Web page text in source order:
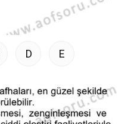
D E